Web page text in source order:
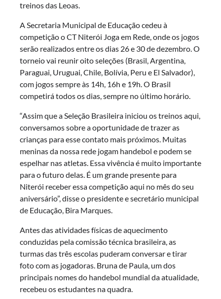
treinos das Leoas.
A Secretaria Municipal de Educação cedeu à
competição o CT Niterói Joga em Rede, onde os jogos
serão realizados entre os dias 26 e 30 de dezembro. O
torneio vai reunir oito seleções (Brasil, Argentina,
Paraguai, Uruguai, Chile, Bolívia, Peru e El Salvador),
com jogos sempre às 14h, 16h e 19h. O Brasil
competirá todos os dias, sempre no último horário.
“Assim que a Seleção Brasileira iniciou os treinos aqui,
conversamos sobre a oportunidade de trazer as
crianças para esse contato mais próximos. Muitas
meninas da nossa rede jogam handebol e podem se
espelhar nas atletas. Essa vivência é muito importante
para o futuro delas. É um grande presente para
Niterói receber essa competição aqui no mês do seu
aniversário”, disse o presidente e secretário municipal
de Educação, Bira Marques.
Antes das atividades físicas de aquecimento
conduzidas pela comissão técnica brasileira, as
turmas das três escolas puderam conversar e tirar
foto com as jogadoras. Bruna de Paula, um dos
principais nomes do handebol mundial da atualidade,
recebeu os estudantes na quadra.